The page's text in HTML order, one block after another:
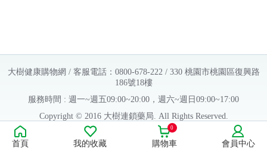
大樹健康購物網 / 客服電話：0800-678-222 / 330 桃園市桃園區復興路
186號18樓
服務時間 : 週一~週五09:00~20:00，週六~週日09:00~17:00
Copyright © 2016 大樹連鎖藥局. All Rights Reserved.
販售業者資料：
許可執照字號：桃字市藥販字第623202B480 號
首頁 我的收藏 購物車
0
會員中心